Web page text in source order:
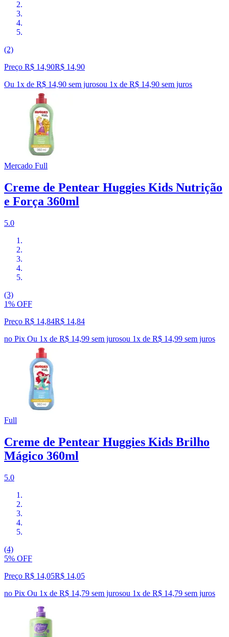
(2)
Preço R$ 14,90R$ 14,90
Ou 1x de R$ 14,90 sem jurosou 1x de R$ 14,90 sem juros
Mercado Full
Creme de Pentear Huggies Kids Nutrição
e Força 360ml
5.0
(3)
1% OFF
Preço R$ 14,84R$ 14,84
no Pix Ou 1x de R$ 14,99 sem jurosou 1x de R$ 14,99 sem juros
Full
Creme de Pentear Huggies Kids Brilho
Mágico 360ml
5.0
(4)
5% OFF
Preço R$ 14,05R$ 14,05
no Pix Ou 1x de R$ 14,79 sem jurosou 1x de R$ 14,79 sem juros